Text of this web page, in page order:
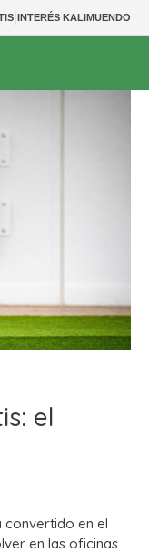
|INTERÉS KALIMUENDO
el
convertido en el
en las oficinas